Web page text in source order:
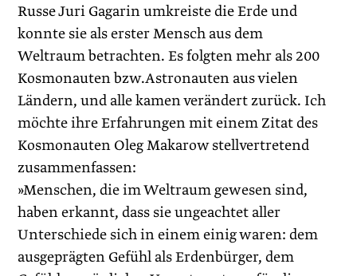
Russe Juri Gagarin umkreiste die Erde und
konnte sie als erster Mensch aus dem
Weltraum betrachten. Es folgten mehr als 200
Kosmonauten bzw.Astronauten aus vielen
Ländern, und alle kamen verändert zurück. Ich
möchte ihre Erfahrungen mit einem Zitat des
Kosmonauten Oleg Makarow stellvertretend
zusammenfassen:
»Menschen, die im Weltraum gewesen sind,
haben erkannt, dass sie ungeachtet aller
Unterschiede sich in einem einig waren: dem
ausgeprägten Gefühl als Erdenbürger, dem